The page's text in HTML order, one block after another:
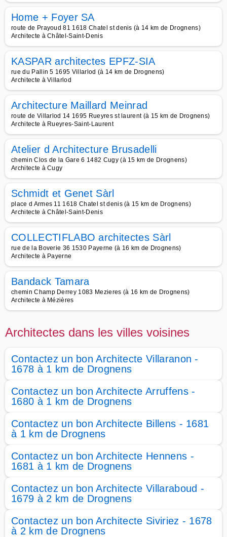
Home + Foyer SA
route de Prayoud 81 1618 Chatel st denis (à 14 km de Drognens)
Architecte à Châtel-Saint-Denis
KASPAR architectes EPFZ-SIA
rue du Pallin 5 1695 Villarlod (à 14 km de Drognens)
Architecte à Villarlod
Architecture Maillard Meinrad
route de Villarlod 14 1695 Rueyres st laurent (à 15 km de Drognens)
Architecte à Rueyres-Saint-Laurent
Atelier d Architecture Brusadelli
chemin Clos de la Gare 6 1482 Cugy (à 15 km de Drognens)
Architecte à Cugy
Schmidt et Genet Sàrl
place d Armes 11 1618 Chatel st denis (à 15 km de Drognens)
Architecte à Châtel-Saint-Denis
COLLECTIFLABO architectes Sàrl
rue de la Boverie 36 1530 Payerne (à 16 km de Drognens)
Architecte à Payerne
Bandack Tamara
chemin Champ Derrey 1083 Mezieres (à 16 km de Drognens)
Architecte à Mézières
Architectes dans les villes voisines
Contactez un bon Architecte Villaranon -
1678 à 1 km de Drognens
Contactez un bon Architecte Arruffens -
1680 à 1 km de Drognens
Contactez un bon Architecte Billens - 1681
à 1 km de Drognens
Contactez un bon Architecte Hennens -
1681 à 1 km de Drognens
Contactez un bon Architecte Villaraboud -
1679 à 2 km de Drognens
Contactez un bon Architecte Siviriez - 1678
à 2 km de Drognens